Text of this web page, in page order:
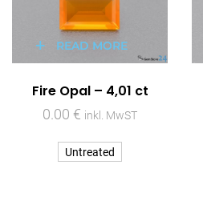
READ MORE
Fire Opal – 4,01 ct
0.00 € inkl. MwST
Untreated